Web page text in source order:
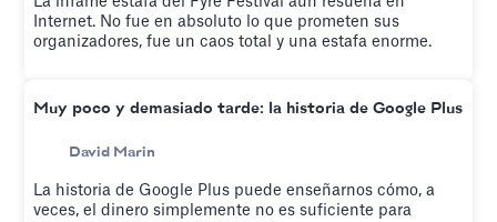
Internet. No fue en absoluto lo que prometen sus
organizadores, fue un caos total y una estafa enorme.
Muy poco y demasiado tarde: la historia de Google Plus
David Marin
La historia de Google Plus puede enseñarnos cómo, a
veces, el dinero simplemente no es suficiente para